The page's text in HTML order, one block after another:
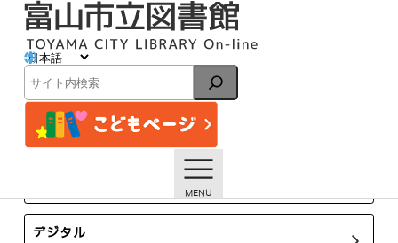
検
索
イベント
トップページ
イベント一覧
【水橋分館】2月の資料展示「学びを楽しむ」「世界の昔
話」【終了しました】
デジタル